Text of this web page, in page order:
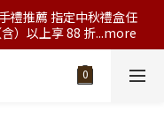
禮推薦 指定中秋禮盒任
）以上享 88 折...more